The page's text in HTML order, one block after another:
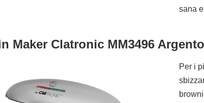
sana
Maker Clatronic MM3496
Per i